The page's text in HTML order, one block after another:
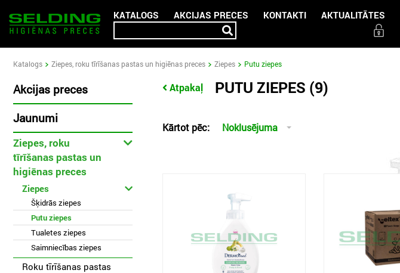
KATALOGS AKCIJAS PRECES KONTAKTI AKTUALITĀTES
Katalogs Ziepes, roku tīrīšanas pastas un higiēnas preces Ziepes Putu ziepes
Akcijas preces
Jaunumi
Ziepes, roku
tīrīšanas pastas un
higiēnas preces
Ziepes
Šķidrās ziepes
Putu ziepes
Tualetes ziepes
Saimniecības ziepes
Roku tīrīšanas pastas
Atpakaļ PUTU ZIEPES (9)
Kārtot pēc: Noklusējuma